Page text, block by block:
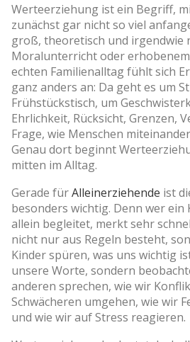
Werteerziehung ist ein Begriff,
zunächst gar nicht so viel
groß, theoretisch und irgendwie
Moralunterricht oder
echten Familienalltag fühlt sich
ganz anders an: Da geht es um
Frühstückstisch, um
Ehrlichkeit, Rücksicht, Grenzen,
Frage, wie Menschen
Genau dort beginnt
mitten im Alltag.
Gerade fürAlleinerziehende ist
besonders wichtig. Denn wer ein
allein begleitet, merkt sehr
nicht nur aus Regeln besteht,
Kinder spüren, was uns wichtig
unsere Worte, sondern
anderen sprechen, wie wir
Schwächeren umgehen, wie wir
und wie wir auf Stress reagieren.